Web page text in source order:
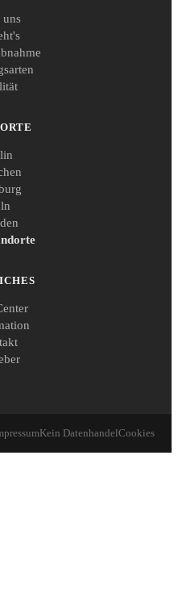
uns
Kein DatenhandelCookies